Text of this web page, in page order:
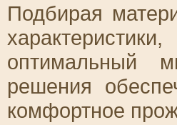
Подбирая
оптимальный
решения
комфортное